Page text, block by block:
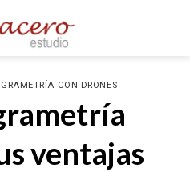
CON DRONES
ventajas